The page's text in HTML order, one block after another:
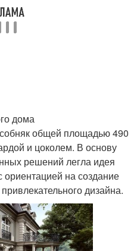
дома
общей площадью 490
и цоколем. В основу
решений легла идея
на создание
дизайна.